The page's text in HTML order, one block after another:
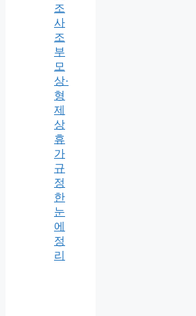
조
사
조
부
모
상·
형
제
상
휴
가
규
정
한
눈
에
정
리